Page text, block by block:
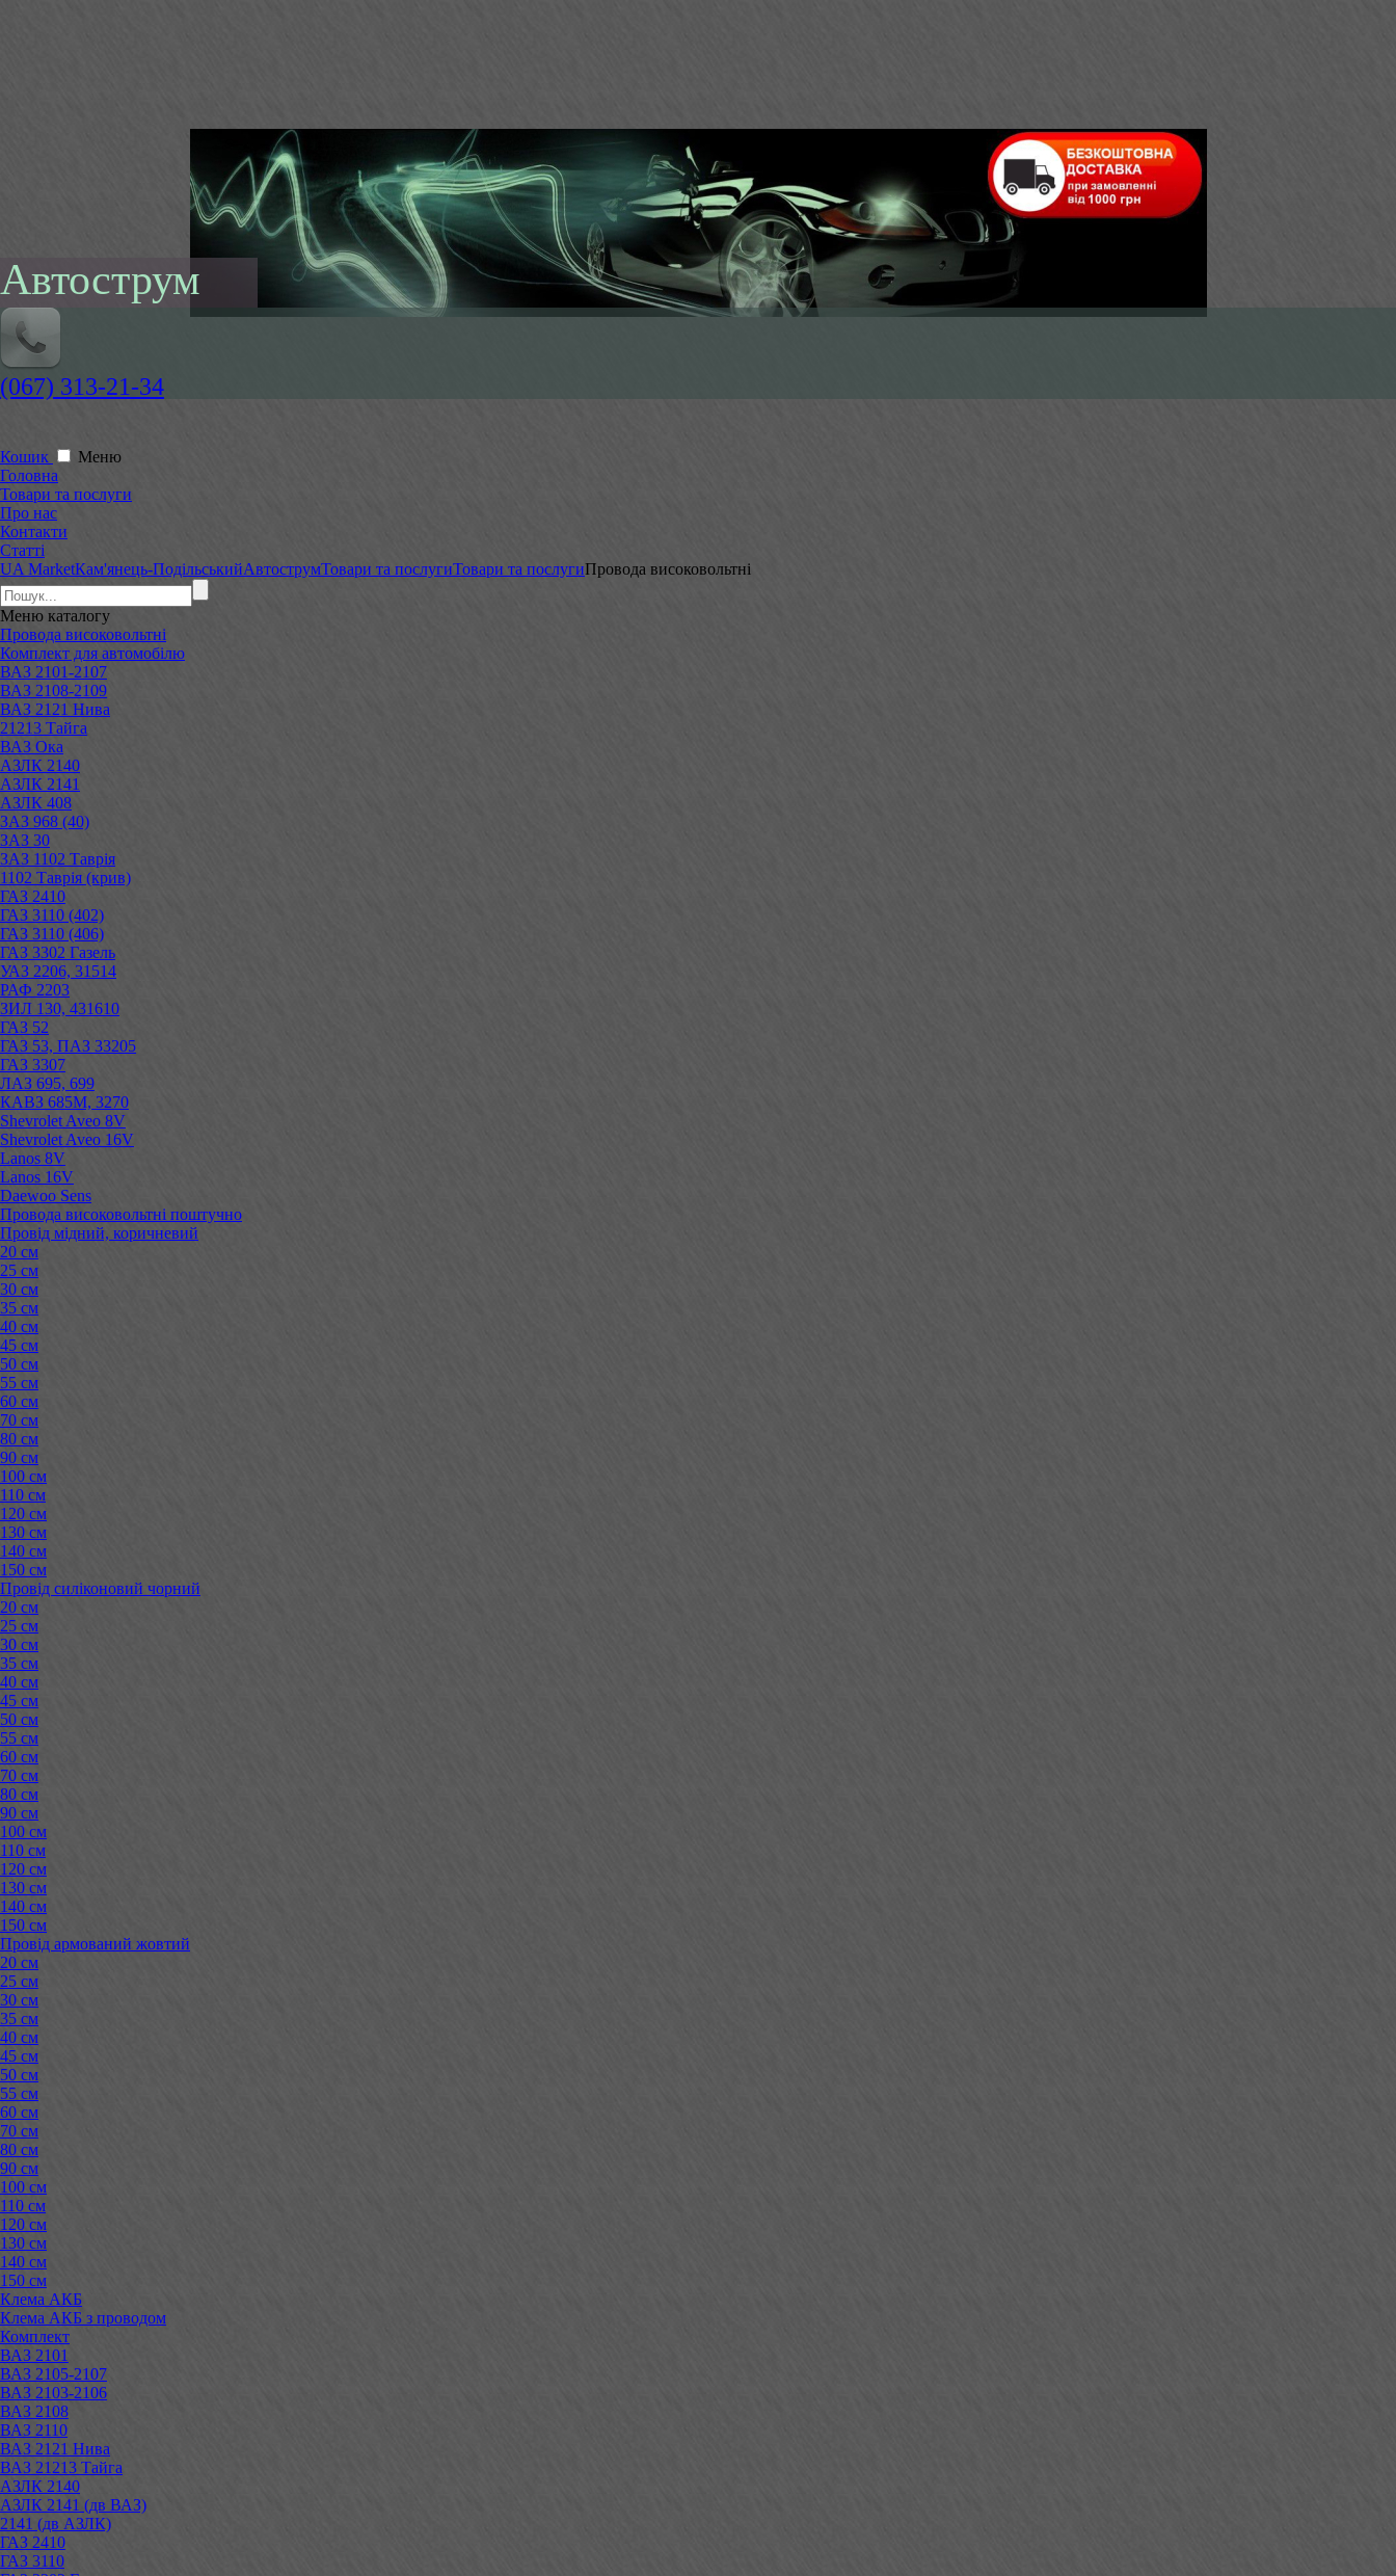
Автострум
(067) 313-21-34
Кошик
Меню
Головна
Товари та послуги
Про нас
Контакти
Статті
UA MarketКам'янець-ПодільськийАвтострумТовари та послугиТовари та послугиПровода високовольтні
Меню каталогу
Провода високовольтні
Комплект для автомобілю
ВАЗ 2101-2107
ВАЗ 2108-2109
ВАЗ 2121 Нива
21213 Тайга
ВАЗ Ока
АЗЛК 2140
АЗЛК 2141
АЗЛК 408
ЗАЗ 968 (40)
ЗАЗ 30
ЗАЗ 1102 Таврія
1102 Таврія (крив)
ГАЗ 2410
ГАЗ 3110 (402)
ГАЗ 3110 (406)
ГАЗ 3302 Газель
УАЗ 2206, 31514
РАФ 2203
ЗИЛ 130, 431610
ГАЗ 52
ГАЗ 53, ПАЗ 33205
ГАЗ 3307
ЛАЗ 695, 699
КАВЗ 685М, 3270
Shevrolet Aveo 8V
Shevrolet Aveo 16V
Lanos 8V
Lanos 16V
Daewoo Sens
Провода високовольтні поштучно
Провід мідний, коричневий
20 см
25 см
30 см
35 см
40 см
45 см
50 см
55 см
60 см
70 см
80 см
90 см
100 см
110 см
120 см
130 см
140 см
150 см
Провід силіконовий чорний
20 см
25 см
30 см
35 см
40 см
45 см
50 см
55 см
60 см
70 см
80 см
90 см
100 см
110 см
120 см
130 см
140 см
150 см
Провід армований жовтий
20 см
25 см
30 см
35 см
40 см
45 см
50 см
55 см
60 см
70 см
80 см
90 см
100 см
110 см
120 см
130 см
140 см
150 см
Клема АКБ
Клема АКБ з проводом
Комплект
ВАЗ 2101
ВАЗ 2105-2107
ВАЗ 2103-2106
ВАЗ 2108
ВАЗ 2110
ВАЗ 2121 Нива
ВАЗ 21213 Тайга
АЗЛК 2140
АЗЛК 2141 (дв ВАЗ)
2141 (дв АЗЛК)
ГАЗ 2410
ГАЗ 3110